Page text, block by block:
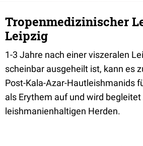
Tropenmedizinischer
Leipzig
1-3 Jahre nach einer viszeralen
scheinbar ausgeheilt ist, kann es
Post-Kala-Azar-Hautleishmanids
als Erythem auf und wird
leishmanienhaltigen Herden.